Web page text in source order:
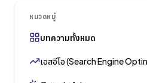
หมวดหมู่
บทความทั้งหมด
เอสอีโอ (Search Engine